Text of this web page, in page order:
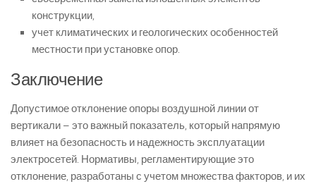
конструкции,
учет климатических и геологических особенностей
местности при установке опор.
Заключение
Допустимое отклонение опоры воздушной линии от
вертикали – это важный показатель, который напрямую
влияет на безопасность и надежность эксплуатации
электросетей. Нормативы, регламентирующие это
отклонение, разработаны с учетом множества факторов, и их